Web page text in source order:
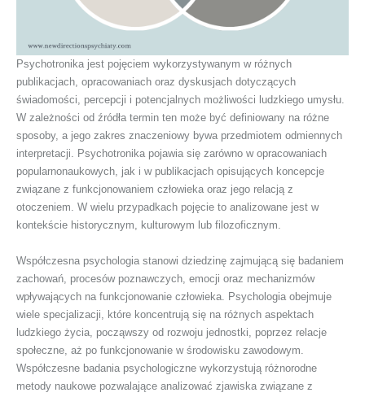
Psychotronika jest pojęciem wykorzystywanym w różnych
publikacjach, opracowaniach oraz dyskusjach dotyczących
świadomości, percepcji i potencjalnych możliwości ludzkiego umysłu.
W zależności od źródła termin ten może być definiowany na różne
sposoby, a jego zakres znaczeniowy bywa przedmiotem odmiennych
interpretacji. Psychotronika pojawia się zarówno w opracowaniach
popularnonaukowych, jak i w publikacjach opisujących koncepcje
związane z funkcjonowaniem człowieka oraz jego relacją z
otoczeniem. W wielu przypadkach pojęcie to analizowane jest w
kontekście historycznym, kulturowym lub filozoficznym.
Współczesna psychologia stanowi dziedzinę zajmującą się badaniem
zachowań, procesów poznawczych, emocji oraz mechanizmów
wpływających na funkcjonowanie człowieka. Psychologia obejmuje
wiele specjalizacji, które koncentrują się na różnych aspektach
ludzkiego życia, począwszy od rozwoju jednostki, poprzez relacje
społeczne, aż po funkcjonowanie w środowisku zawodowym.
Współczesne badania psychologiczne wykorzystują różnorodne
metody naukowe pozwalające analizować zjawiska związane z